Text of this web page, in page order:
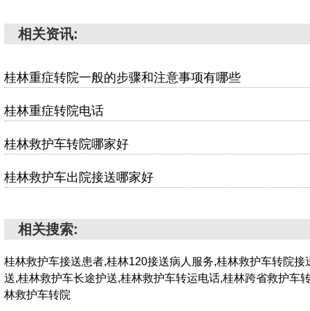
相关资讯:
桂林重症转院一般的步骤和注意事项有哪些
桂林重症转院电话
桂林救护车转院哪家好
桂林救护车出院接送哪家好
相关搜索:
桂林救护车接送患者,桂林120接送病人服务,桂林救护车转院接
送,桂林救护车长途护送,桂林救护车转运电话,桂林跨省救护车
林救护车转院